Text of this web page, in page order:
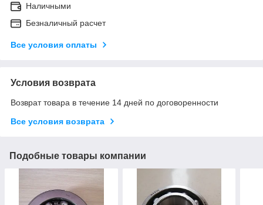
Наличными
Безналичный расчет
Все условия оплаты
Условия возврата
Возврат товара в течение 14 дней по договоренности
Все условия возврата
Подобные товары компании